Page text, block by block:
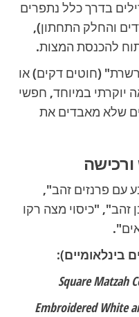
בדרך כלל נתפרים
והחלק התחתון),
להכנסת המצות.
(חוטים דקים) או
יוקרתי במיוחד, חפשי
שלא מאבדים את
עם פרנזים זהב",
זהב", "כיסוי מצה רקו
בינלאומיים):
Square Matzah
Embroidered White